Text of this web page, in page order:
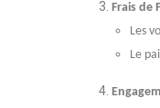
Frais de
Les
Le